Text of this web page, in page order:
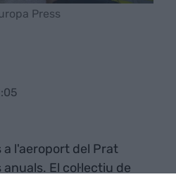
Press
a l'aeroport del Prat
El col·lectiu de